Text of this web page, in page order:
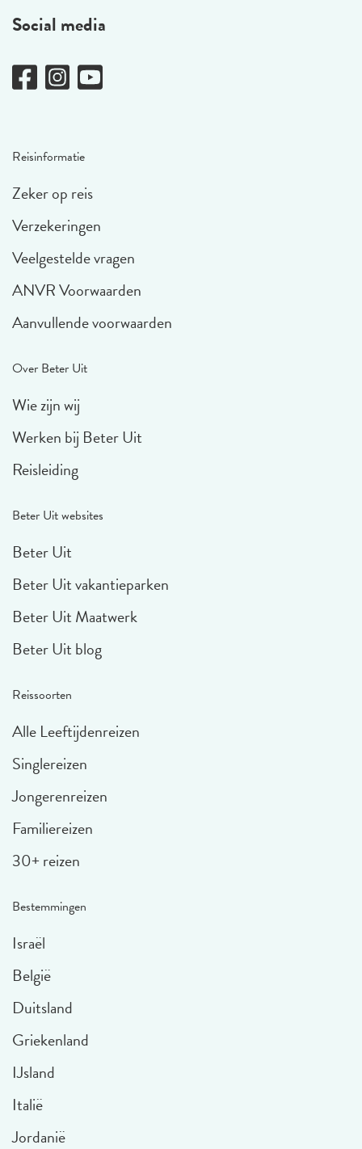
Social media
Reisinformatie
Zeker op reis
Verzekeringen
Veelgestelde vragen
ANVR Voorwaarden
Aanvullende voorwaarden
Over Beter Uit
Wie zijn wij
Werken bij Beter Uit
Reisleiding
Beter Uit websites
Beter Uit
Beter Uit vakantieparken
Beter Uit Maatwerk
Beter Uit blog
Reissoorten
Alle Leeftijdenreizen
Singlereizen
Jongerenreizen
Familiereizen
30+ reizen
Bestemmingen
Israël
België
Duitsland
Griekenland
IJsland
Italië
Jordanië